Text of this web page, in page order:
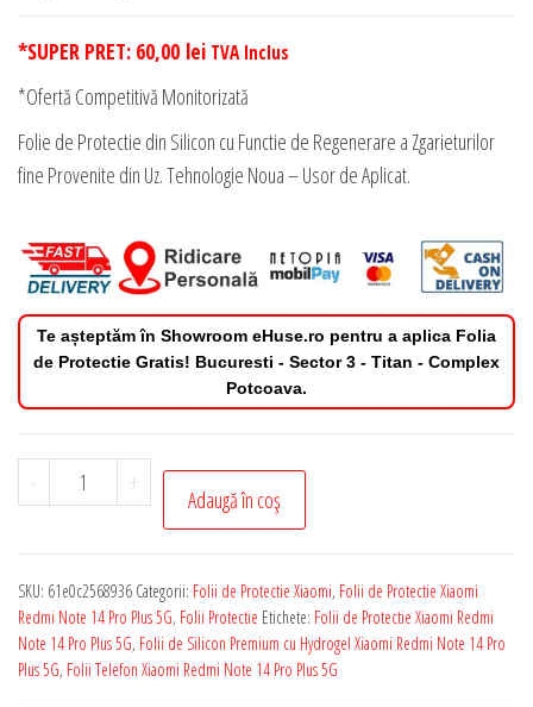
*SUPER PRET: 60,00 lei TVA Inclus
*Ofertă Competitivă Monitorizată
Folie de Protectie din Silicon cu Functie de Regenerare a Zgarieturilor
fine Provenite din Uz. Tehnologie Noua – Usor de Aplicat.
Te așteptăm în Showroom eHuse.ro pentru a aplica Folia
de Protectie Gratis! Bucuresti - Sector 3 - Titan - Complex
Potcoava.
-
Cantitate
Folie
Privacy
Xiaomi
Redmi
+
Adaugă în coș
SKU: 61e0c2568936 Categorii: Folii de Protectie Xiaomi, Folii de Protectie Xiaomi
Redmi Note 14 Pro Plus 5G, Folii Protectie Etichete: Folii de Protectie Xiaomi Redmi
Note 14 Pro Plus 5G, Folii de Silicon Premium cu Hydrogel Xiaomi Redmi Note 14 Pro
Plus 5G, Folii Telefon Xiaomi Redmi Note 14 Pro Plus 5G